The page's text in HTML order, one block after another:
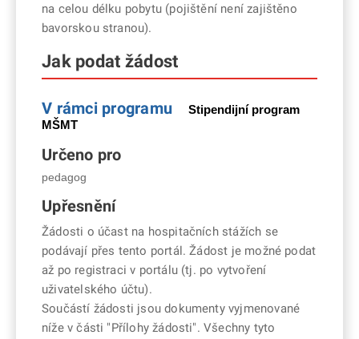
na celou délku pobytu (pojištění není zajištěno
bavorskou stranou).
Jak podat žádost
V rámci programu
Stipendijní program
MŠMT
Určeno pro
pedagog
Upřesnění
Žádosti o účast na hospitačních stážích se
podávají přes tento portál. Žádost je možné podat
až po registraci v portálu (tj. po vytvoření
uživatelského účtu).
Součástí žádosti jsou dokumenty vyjmenované
níže v části "Přílohy žádosti". Všechny tyto